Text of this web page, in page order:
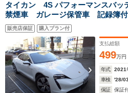
タイカン 4S パフォーマンスバッ
禁煙車 ガレージ保管車 記録簿
カメラ 前後センサー 全周囲カ
黒革シートヒーター ETC2.0
アサス 電動ゲート LEDライト
販売店保証 購入プラン付
支払総額
499万円
年式 2021
車検
'28/
保証
保証